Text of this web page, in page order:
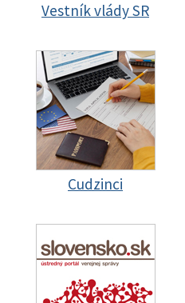
Vestník vlády SR
Cudzinci